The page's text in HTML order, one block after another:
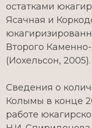
остатками
Ясачная и
Второго
(Иохельсон, 2005).
Сведения о
Колымы в конце
работе